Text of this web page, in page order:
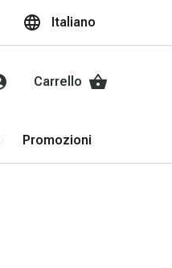
Italiano
Carrello
Promozioni